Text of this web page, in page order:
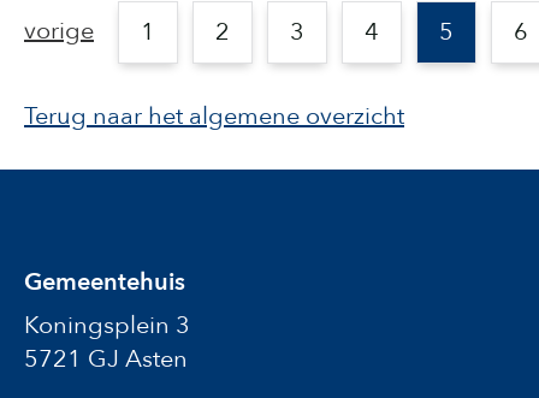
vorige 1 2 3 4 5 6
Terug naar het algemene overzicht
Gemeentehuis
Koningsplein 3
5721 GJ Asten